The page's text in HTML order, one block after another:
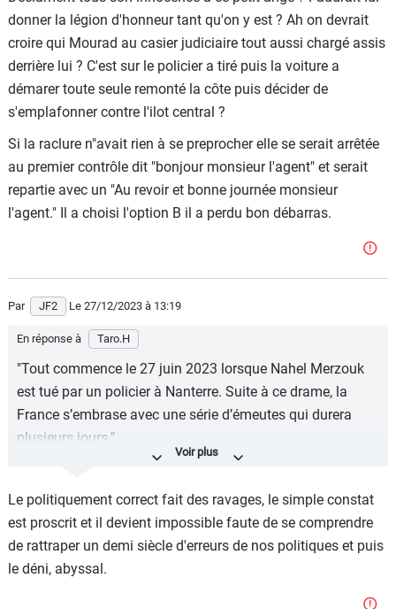
donner la légion d'honneur tant qu'on y est ? Ah on devrait
croire qui Mourad au casier judiciaire tout aussi chargé assis
derrière lui ? C'est sur le policier a tiré puis la voiture a
démarer toute seule remonté la côte puis décider de
s'emplafonner contre l'ilot central ?
Si la raclure n"avait rien à se preprocher elle se serait arrêtée
au premier contrôle dit "bonjour monsieur l'agent" et serait
repartie avec un "Au revoir et bonne journée monsieur
l'agent." Il a choisi l'option B il a perdu bon débarras.
Par JF2 Le 27/12/2023 à 13:19
En réponse à Taro.H
"Tout commence le 27 juin 2023 lorsque Nahel Merzouk
est tué par un policier à Nanterre. Suite à ce drame, la
France s’embrase avec une série d’émeutes qui durera
plusieurs jours."
Tout commence le 27 juin 2023 lorsque Nahel Merzouk,
une racaille multi récidiviste, trafiquant de drogue reconnu
et condamné pour vols avec violence, de refus
d'obtempérer, de menace sur agents des forces de l'ordre
est neutralisé par un policier à Nanterre alors qu'il tentait
Le politiquement correct fait des ravages, le simple constat
est proscrit et il devient impossible faute de se comprendre
de rattraper un demi siècle d'erreurs de nos politiques et puis
le déni, abyssal.